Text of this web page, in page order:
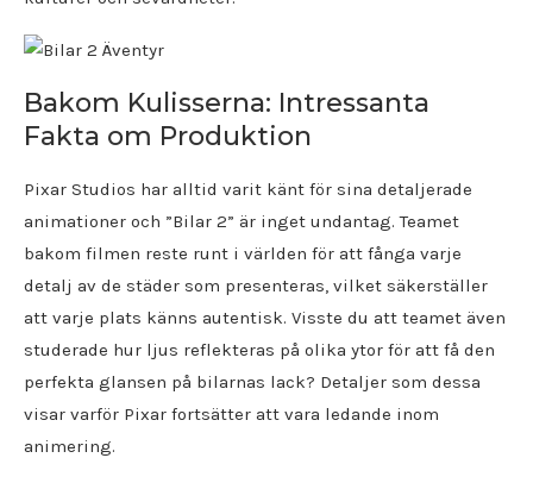
Bakom Kulisserna: Intressanta
Fakta om Produktion
Pixar Studios har alltid varit känt för sina detaljerade
animationer och ”Bilar 2” är inget undantag. Teamet
bakom filmen reste runt i världen för att fånga varje
detalj av de städer som presenteras, vilket säkerställer
att varje plats känns autentisk. Visste du att teamet även
studerade hur ljus reflekteras på olika ytor för att få den
perfekta glansen på bilarnas lack? Detaljer som dessa
visar varför Pixar fortsätter att vara ledande inom
animering.